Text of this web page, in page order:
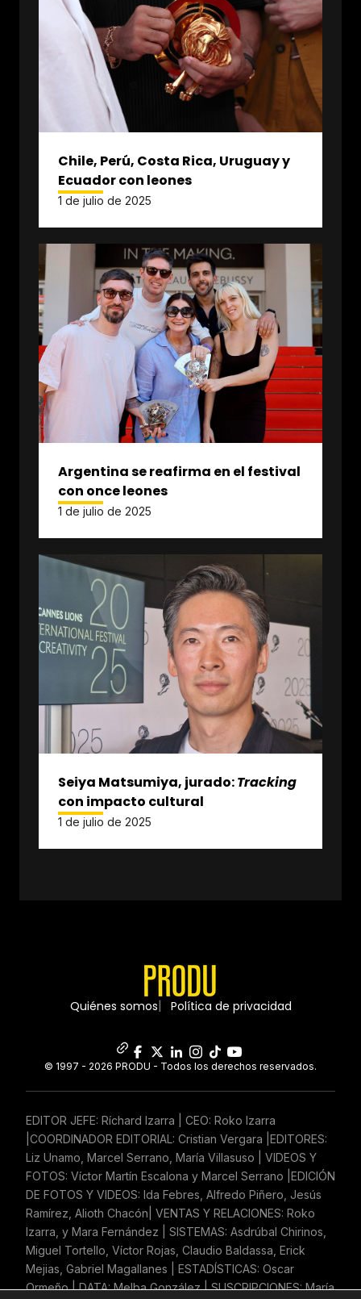
Chile, Perú, Costa Rica, Uruguay y
Ecuador con leones
1 de julio de 2025
Argentina se reafirma en el festival
con once leones
1 de julio de 2025
Seiya Matsumiya, jurado:Tracking
con impacto cultural
1 de julio de 2025
Quiénes somos Política de privacidad
© 1997 - 2026 PRODU - Todos los derechos reservados.
EDITOR JEFE: Ríchard Izarra | CEO: Roko Izarra
|COORDINADOR EDITORIAL: Cristian Vergara |EDITORES:
Liz Unamo, Marcel Serrano, María Villasuso | VIDEOS Y
FOTOS: Víctor Martín Escalona y Marcel Serrano |EDICIÓN
DE FOTOS Y VIDEOS: Ida Febres, Alfredo Piñero, Jesús
Ramírez, Alioth Chacón| VENTAS Y RELACIONES: Roko
Izarra, y Mara Fernández | SISTEMAS: Asdrúbal Chirinos,
Miguel Tortello, Víctor Rojas, Claudio Baldassa, Erick
Mejias, Gabriel Magallanes | ESTADÍSTICAS: Oscar
Ormeño | DATA: Melba González | SUSCRIPCIONES: María